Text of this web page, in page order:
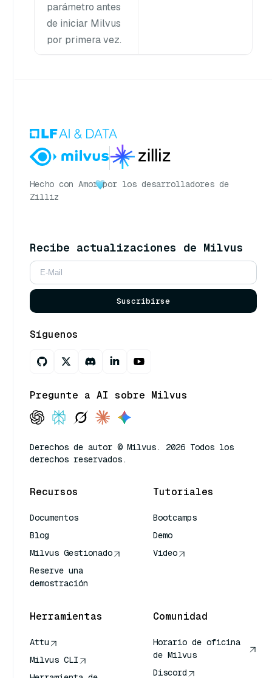
parámetro antes
de iniciar Milvus
por primera vez.
Hecho con Amor por los desarrolladores de
Zilliz
Recibe actualizaciones de Milvus
Suscribirse
Síguenos
Pregunte a AI sobre Milvus
Derechos de autor © Milvus. 2026 Todos los
derechos reservados.
Recursos
Documentos
Blog
Milvus Gestionado
Reserve una
demostración
Tutoriales
Bootcamps
Demo
Video
Herramientas
Attu
Milvus CLI
Comunidad
Horario de oficina
de Milvus
Discord